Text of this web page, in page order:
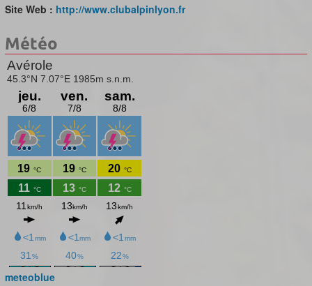
Site Web : http://www.clubalpinlyon.fr
Météo
meteoblue